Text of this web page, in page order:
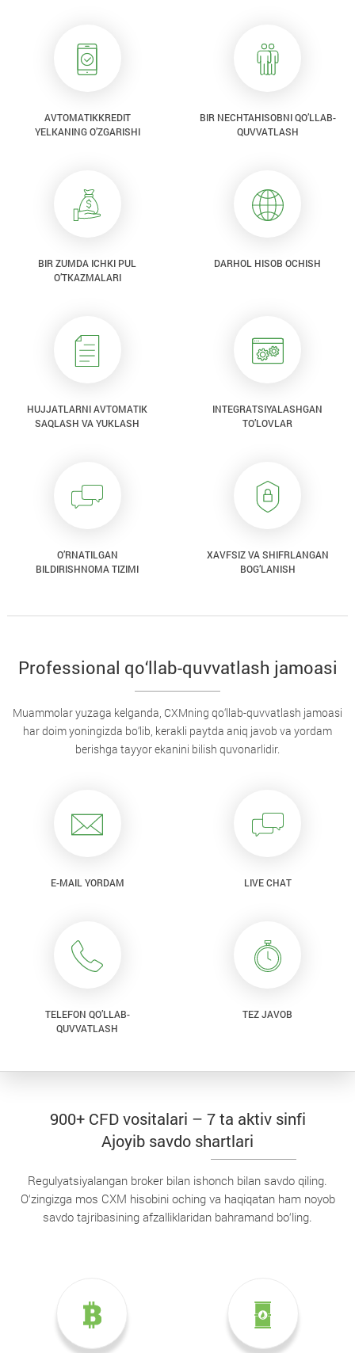
AVTOMATIKKREDIT
YELKANING O’ZGARISHI
BIR NECHTAHISOBNI QO’LLAB-
QUVVATLASH
BIR ZUMDA ICHKI PUL
O’TKAZMALARI
DARHOL HISOB OCHISH
HUJJATLARNI AVTOMATIK
SAQLASH VA YUKLASH
INTEGRATSIYALASHGAN
TO’LOVLAR
O’RNATILGAN
BILDIRISHNOMA TIZIMI
XAVFSIZ VA SHIFRLANGAN
BOG’LANISH
Professional qo‘llab-quvvatlash jamoasi
Muammolar yuzaga kelganda, CXMning qo‘llab-quvvatlash jamoasi
har doim yoningizda bo‘lib, kerakli paytda aniq javob va yordam
berishga tayyor ekanini bilish quvonarlidir.
E-MAIL YORDAM LIVE CHAT
TELEFON QO’LLAB-
QUVVATLASH
TEZ JAVOB
900+ CFD vositalari – 7 ta aktiv sinfi
Ajoyib savdo shartlari
Regulyatsiyalangan broker bilan ishonch bilan savdo qiling.
O‘zingizga mos CXM hisobini oching va haqiqatan ham noyob
savdo tajribasining afzalliklaridan bahramand bo‘ling.